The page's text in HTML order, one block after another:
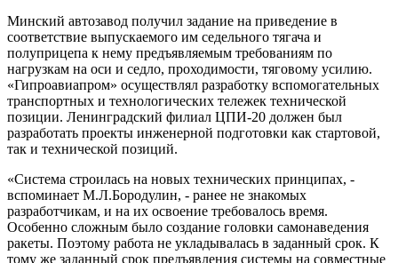
Минский автозавод получил задание на приведение в
соответствие выпускаемого им седельного тягача и
полуприцепа к нему предъявляемым требованиям по
нагрузкам на оси и седло, проходимости, тяговому усилию.
«Гипроавиапром» осуществлял разработку вспомогательных
транспортных и технологических тележек технической
позиции. Ленинградский филиал ЦПИ-20 должен был
разработать проекты инженерной подготовки как стартовой,
так и технической позиций.
«Система строилась на новых технических принципах, -
вспоминает М.Л.Бородулин, - ранее не знакомых
разработчикам, и на их освоение требовалось время.
Особенно сложным было создание головки самонаведения
ракеты. Поэтому работа не укладывалась в заданный срок. К
тому же заданный срок предъявления системы на совместные